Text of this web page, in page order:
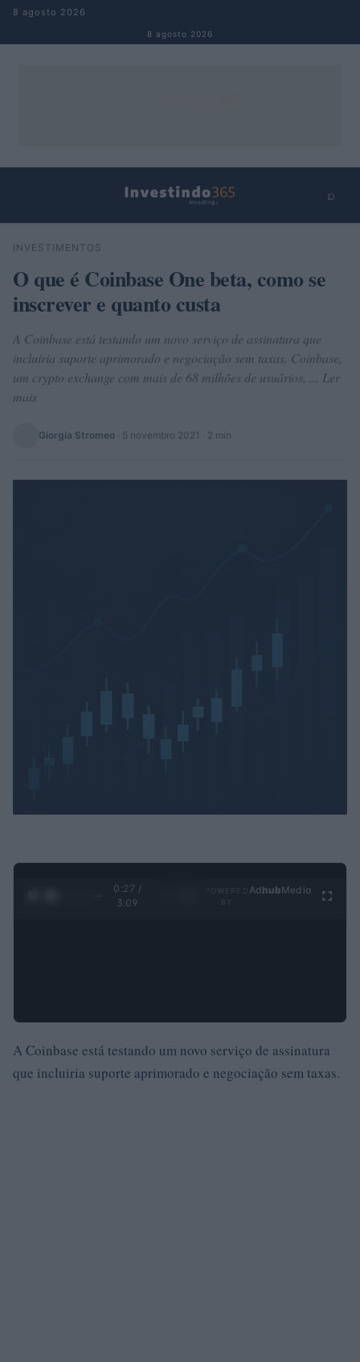
Pular para o conteúdo
8 agosto 2026
8 agosto 2026
⌕
Buscar
INVESTIMENTOS
O que é Coinbase One beta, como se
inscrever e quanto custa
A Coinbase está testando um novo serviço de assinatura que
incluiria suporte aprimorado e negociação sem taxas. Coinbase,
um crypto exchange com mais de 68 milhões de usuários, ... Ler
mais
Giorgia Stromeo · 5 novembro 2021 · 2 min
0:28 /
3:09
Ad hubMedia
A Coinbase está testando um novo serviço de assinatura
que incluiria suporte aprimorado e negociação sem taxas.